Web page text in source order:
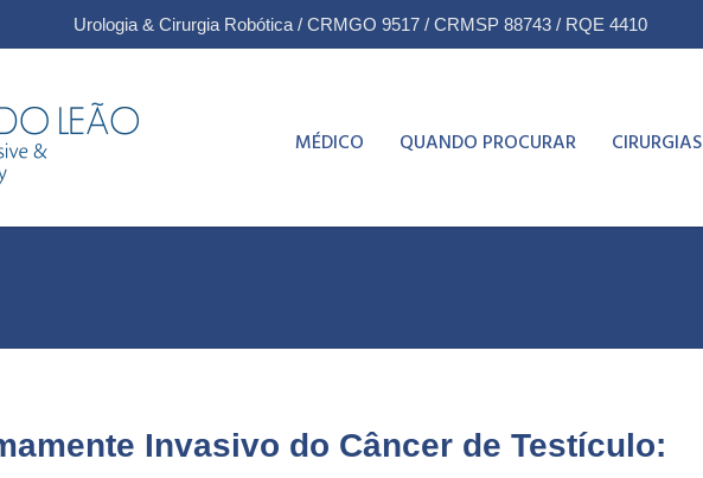
Urologia & Cirurgia Robótica / CRMGO 9517 / CRMSP 88743 / RQE 4410
MÉDICO QUANDO PROCURAR CIRURGIAS
Invasivo do Câncer de Testículo: